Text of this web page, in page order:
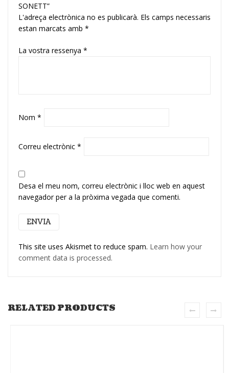
SONETT”
L'adreça electrònica no es publicarà. Els camps necessaris
estan marcats amb *
La vostra ressenya *
Nom *
Correu electrònic *
Desa el meu nom, correu electrònic i lloc web en aquest
navegador per a la pròxima vegada que comenti.
This site uses Akismet to reduce spam. Learn how your
comment data is processed.
RELATED PRODUCTS